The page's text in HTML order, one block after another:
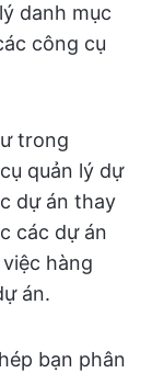
danh mục
công cụ
trong
quản lý dự
dự án thay
các dự án
hàng
án.
bạn phân